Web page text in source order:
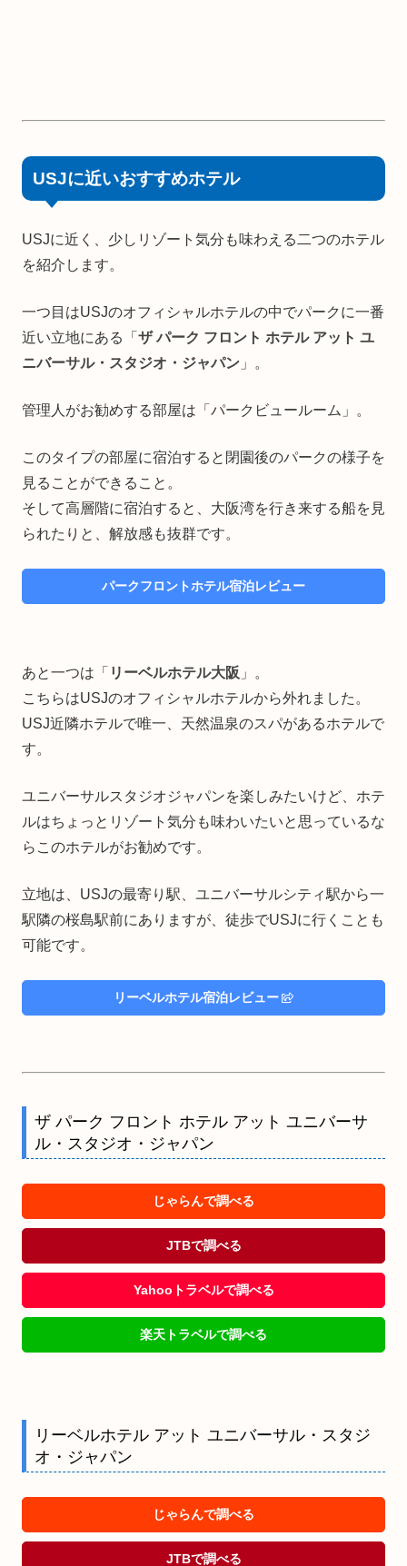
USJに近いおすすめホテル
USJに近く、少しリゾート気分も味わえる二つのホテル
を紹介します。
一つ目はUSJのオフィシャルホテルの中でパークに一番
近い立地にある「 ザ パーク フロント ホテル アット ユ
ニバーサル・スタジオ・ジャパン 」。
管理人がお勧めする部屋は「パークビュールーム」。
このタイプの部屋に宿泊すると閉園後のパークの様子を
見ることができること。
そして高層階に宿泊すると、大阪湾を行き来する船を見
られたりと、解放感も抜群です。
パークフロントホテル宿泊レビュー
あと一つは「 リーベルホテル大阪 」。
こちらはUSJのオフィシャルホテルから外れました。
USJ近隣ホテルで唯一、天然温泉のスパがあるホテルで
す。
ユニバーサルスタジオジャパンを楽しみたいけど、ホテ
ルはちょっとリゾート気分も味わいたいと思っているな
らこのホテルがお勧めです。
立地は、USJの最寄り駅、ユニバーサルシティ駅から一
駅隣の桜島駅前にありますが、徒歩でUSJに行くことも
可能です。
リーベルホテル宿泊レビュー
ザ パーク フロント ホテル アット ユニバーサ
ル・スタジオ・ジャパン
じゃらんで調べる
JTBで調べる
Yahooトラベルで調べる
楽天トラベルで調べる
リーベルホテル アット ユニバーサル・スタジ
オ・ジャパン
じゃらんで調べる
JTBで調べる